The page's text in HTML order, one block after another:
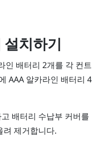
설치하기
인 배터리 2개를 각 컨트
AAA 알카라인 배터리 4
배터리 수납부 커버를
려 제거합니다.